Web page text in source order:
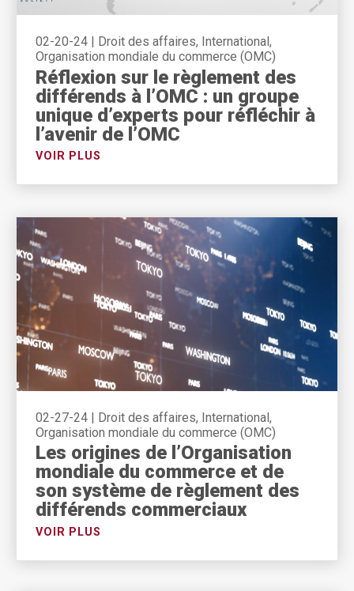
02-20-24 | Droit des affaires, International,
Organisation mondiale du commerce (OMC)
Réflexion sur le règlement des
différends à l’OMC : un groupe
unique d’experts pour réfléchir à
l’avenir de l’OMC
VOIR PLUS
02-27-24 | Droit des affaires, International,
Organisation mondiale du commerce (OMC)
Les origines de l’Organisation
mondiale du commerce et de
son système de règlement des
différends commerciaux
VOIR PLUS